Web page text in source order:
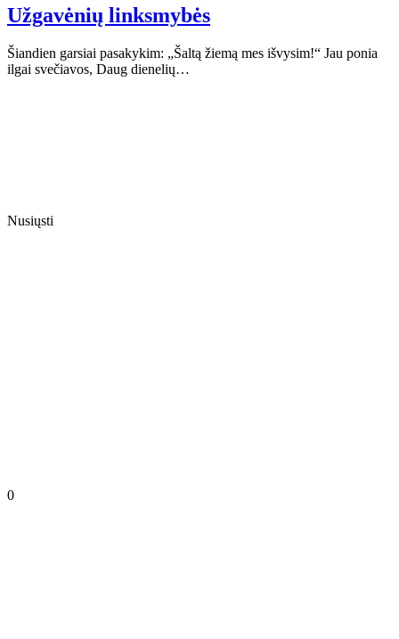
Užgavėnių linksmybės
Šiandien garsiai pasakykim: „Šaltą žiemą mes išvysim!“ Jau ponia
ilgai svečiavos, Daug dienelių…
Nusiųsti
0